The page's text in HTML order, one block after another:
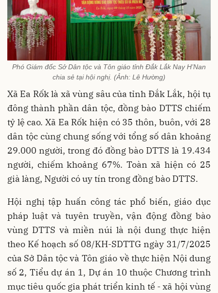
Phó Giám đốc Sở Dân tộc và Tôn giáo tỉnh Đắk Lắk Nay H’Nan
chia sẻ tại hội nghị. (Ảnh: Lê Hường)
Xã Ea Rốk là xã vùng sâu của tỉnh Đắk Lắk, hội tụ
đông thành phần dân tộc, đồng bào DTTS chiếm
tỷ lệ cao. Xã Ea Rốk hiện có 35 thôn, buôn, với 28
dân tộc cùng chung sống với tổng số dân khoảng
29.000 người, trong đó đồng bào DTTS là 19.434
người, chiếm khoảng 67%. Toàn xã hiện có 25
già làng, Người có uy tín trong đồng bào DTTS.
Hội nghị tập huấn công tác phổ biến, giáo dục
pháp luật và tuyên truyền, vận động đồng bào
vùng DTTS và miền núi là nội dung thực hiện
theo Kế hoạch số 08/KH-SDTTG ngày 31/7/2025
của Sở Dân tộc và Tôn giáo về thực hiện Nội dung
số 2, Tiểu dự án 1, Dự án 10 thuộc Chương trình
mục tiêu quốc gia phát triển kinh tế - xã hội vùng